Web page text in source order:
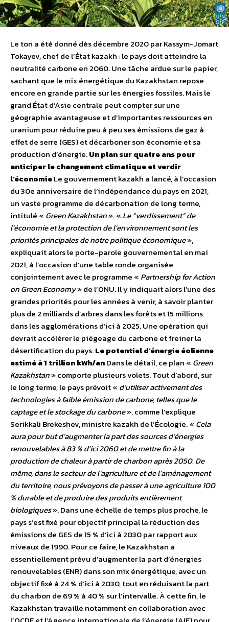
Le ton a été donné dès décembre 2020 par Kassym-Jomart
Tokayev, chef de l’État kazakh : le pays doit atteindre la
neutralité carbone en 2060. Une tâche ardue sur le papier,
sachant que le mix énergétique du Kazakhstan repose
encore en grande partie sur les énergies fossiles. Mais le
grand État d’Asie centrale peut compter sur une
géographie avantageuse et d’importantes ressources en
uranium pour réduire peu à peu ses émissions de gaz à
effet de serre (GES) et décarboner son économie et sa
production d’énergie.Un plan sur quatre ans pour
anticiper le changement climatique et verdir
l’économieLe gouvernement kazakh a lancé, à l’occasion
du 30e anniversaire de l’indépendance du pays en 2021,
un vaste programme de décarbonation de long terme,
intitulé « Green Kazakhstan». « Le “verdissement” de
l’économie et la protection de l’environnement sont les
priorités principales de notre politique économique»,
expliquait alors le porte-parole gouvernemental en mai
2021, à l’occasion d’une table ronde organisée
conjointement avec le programme « Partnership for Action
on Green Economy» de l’ONU. Il y indiquait alors l’une des
grandes priorités pour les années à venir, à savoir planter
plus de 2 milliards d’arbres dans les forêts et 15 millions
dans les agglomérations d’ici à 2025. Une opération qui
devrait accélérer le piégeage du carbone et freiner la
désertification du pays.Le potentiel d’énergie éolienne
estimé à 1 trillion kWh/anDans le détail, ce plan « Green
Kazakhstan» comporte plusieurs volets. Tout d’abord, sur
le long terme, le pays prévoit « d’utiliser activement des
technologies à faible émission de carbone, telles que le
captage et le stockage du carbone», comme l’explique
Serikkali Brekeshev, ministre kazakh de l’Écologie. « Cela
aura pour but d’augmenter la part des sources d’énergies
renouvelables à 83 % d’ici 2060 et de mettre fin à la
production de chaleur à partir de charbon après 2050. De
même, dans le secteur de l’agriculture et de l’aménagement
du territoire, nous prévoyons de passer à une agriculture 100
% durable et de produire des produits entièrement
biologiques». Dans une échelle de temps plus proche, le
pays s’est fixé pour objectif principal la réduction des
émissions de GES de 15 % d’ici à 2030 par rapport aux
niveaux de 1990. Pour ce faire, le Kazakhstan a
essentiellement prévu d’augmenter la part d’énergies
renouvelables (ENR) dans son mix énergétique, avec un
objectif fixé à 24 % d’ici à 2030, tout en réduisant la part
du charbon de 69 % à 40 % sur l’intervalle. À cette fin, le
Kazakhstan travaille notamment en collaboration avec